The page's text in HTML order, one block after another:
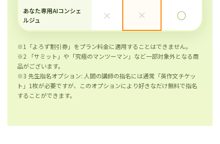
あなた専用AIコンシェ
ルジュ
× × ◯
※1「よろず割引券」をプラン料金に適用することはできません。
※2 「サミット」や「究極のマンツーマン」など一部対象外となる商
品がございます。
※3 先生指名オプション: 人間の講師の指名には通常「英作文チケッ
ト」1枚が必要ですが、このオプションにより好きなだけ無料で指名
することができます。